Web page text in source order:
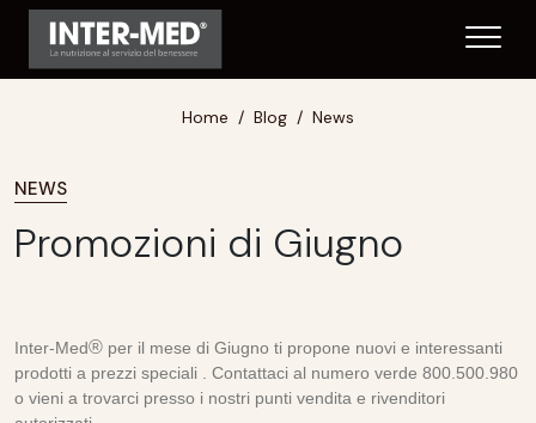
Home Blog News
NEWS
Promozioni di Giugno
Inter-Med® per il mese di Giugno ti propone nuovi e interessanti
prodotti a prezzi speciali . Contattaci al numero verde 800.500.980
o vieni a trovarci presso i nostri punti vendita e rivenditori